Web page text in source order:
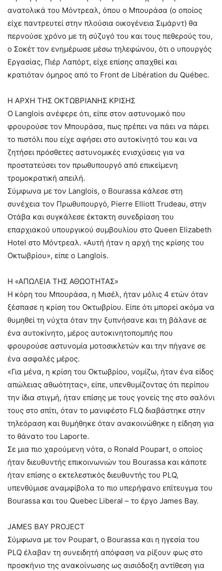
ανατολικά του Μόντρεαλ, όπου ο Μπουράσα (ο οποίος
είχε παντρευτεί στην πλούσια οικογένεια Σιμάρντ) θα
περνούσε χρόνο με τη σύζυγό του και τους πεθερούς του,
ο Σοκέτ τον ενημέρωσε μέσω τηλεφώνου, ότι ο υπουργός
Εργασίας, Πιέρ Λαπόρτ, είχε επίσης απαχθεί και
κρατιόταν όμηρος από το Front de Libération du Québec.
Η ΑΡΧΗ ΤΗΣ ΟΚΤΩΒΡΙΑΝΗΣ ΚΡΙΣΗΣ
Ο Langlois ανέφερε ότι, είπε στον αστυνομικό που
φρουρούσε τον Μπουράσα, πως πρέπει να πάει να πάρει
το πιστόλι που είχε αφήσει στο αυτοκίνητό του και να
ζητήσει πρόσθετες αστυνομικές ενισχύσεις για να
προστατεύσει τον πρωθυπουργό από επικείμενη
τρομοκρατική απειλή.
Σύμφωνα με τον Langlois, ο Bourassa κάλεσε στη
συνέχεια τον Πρωθυπουργό, Pierre Elliott Trudeau, στην
Οτάβα και συγκάλεσε έκτακτη συνεδρίαση του
επαρχιακού υπουργικού συμβουλίου στο Queen Elizabeth
Hotel στο Μόντρεαλ. «Αυτή ήταν η αρχή της κρίσης του
Οκτωβρίου», είπε ο Langlois.
Η «ΑΠΩΛΕΙΑ ΤΗΣ ΑΘΩΟΤΗΤΑΣ»
Η κόρη του Μπουράσα, η Μισέλ, ήταν μόλις 4 ετών όταν
ξέσπασε η κρίση του Οκτωβρίου. Είπε ότι μπορεί ακόμα να
θυμηθεί τη νύχτα όταν την ξυπνήσανε και τη βάλανε σε
ένα αυτοκίνητο, μέρος αυτοκινητοπομπής που
φρουρούσε αστυνομία μοτοσικλετών και την πήγανε σε
ένα ασφαλές μέρος.
«Για μένα, η κρίση του Οκτωβρίου, νομίζω, ήταν ένα είδος
απώλειας αθωότητας», είπε, υπενθυμίζοντας ότι περίπου
την ίδια στιγμή, ήταν επίσης με τους γονείς της στο σαλόνι
τους στο σπίτι, όταν το μανιφέστο FLQ διαβάστηκε στην
τηλεόραση και θυμήθηκε όταν ανακοινώθηκε η είδηση για
το θάνατο του Laporte.
Σε μια πιο χαρούμενη νότα, ο Ronald Poupart, ο οποίος
ήταν διευθυντής επικοινωνιών του Bourassa και κάποτε
ήταν επίσης ο εκτελεστικός διευθυντής του PLQ,
υπενθύμισε αναμφίβολα το πιο υπερήφανο επίτευγμα του
Bourassa και του Quebec Liberal – το έργο James Bay.
JAMES BAY PROJECT
Σύμφωνα με τον Poupart, ο Bourassa και η ηγεσία του
PLQ έλαβαν τη συνειδητή απόφαση να ρίξουν φως στο
προσκήνιο της ανακοίνωσης ως αισιόδοξη αντίθεση για